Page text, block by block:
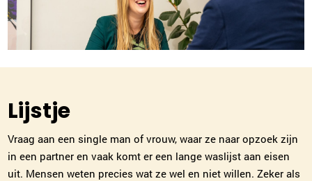
Lijstje
Vraag aan een single man of vrouw, waar ze naar opzoek zijn
in een partner en vaak komt er een lange waslijst aan eisen
uit. Mensen weten precies wat ze wel en niet willen. Zeker als